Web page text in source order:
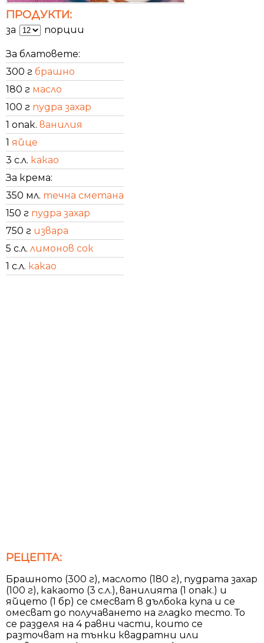
ПРОДУКТИ:
за порции
За блатовете:
300 г брашно
180 г масло
100 г пудра захар
1 опак. ванилия
1 яйце
3 с.л. какао
За крема:
350 мл. течна сметана
150 г пудра захар
750 г извара
5 с.л. лимонов сок
1 с.л. какао
РЕЦЕПТА:
Брашното (300 г), маслото (180 г), пудрата захар
(100 г), какаото (3 с.л.), ванилията (1 опак.) и
яйцето (1 бр) се смесват в дълбока купа и се
омесват до получаването на гладко тесто. То
се разделя на 4 равни части, които се
разточват на тънки квадратни или